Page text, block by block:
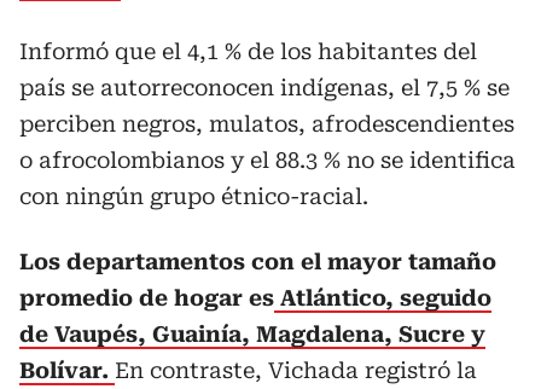
Informó que el 4,1 % de los habitantes del
país se autorreconocen indígenas, el 7,5 % se
perciben negros, mulatos, afrodescendientes
o afrocolombianos y el 88.3 % no se identifica
con ningún grupo étnico-racial.
Los departamentos con el mayor tamaño
promedio de hogar es Atlántico, seguido
de Vaupés, Guainía, Magdalena, Sucre y
Bolívar. En contraste, Vichada registró la